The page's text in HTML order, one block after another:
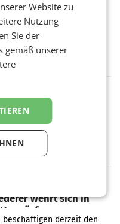
Wechsel: Jürgen
1.1.2027 auf Adeg
– Die geplante
Adeg und dem
Jürgen Albrecht ist
Die
und der
im Juli: Leapmotor
und
100.000er-Marke
Leapmotor einen
und lieferte weltweit
aus, womit sich das
wehrt sich in
beschäftigen derzeit den
Website zu
Nutzung
Sie der
gemäß unserer